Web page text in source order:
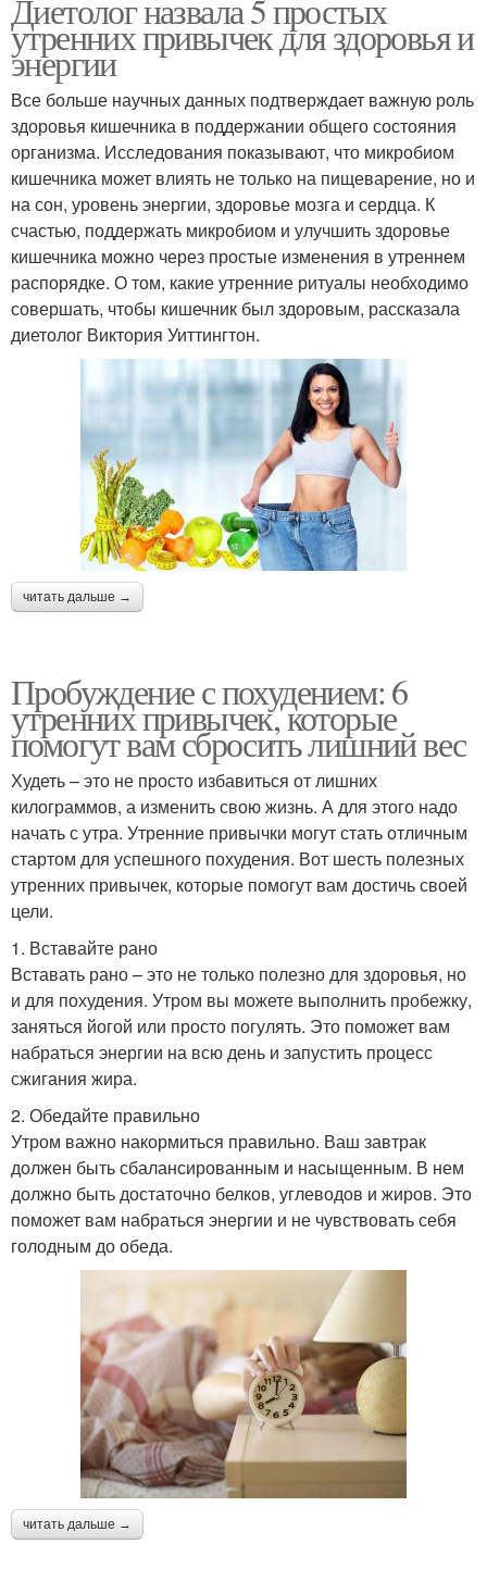
Диетолог назвала 5 простых
утренних привычек для здоровья и
энергии
Все больше научных данных подтверждает важную роль
здоровья кишечника в поддержании общего состояния
организма. Исследования показывают, что микробиом
кишечника может влиять не только на пищеварение, но и
на сон, уровень энергии, здоровье мозга и сердца. К
счастью, поддержать микробиом и улучшить здоровье
кишечника можно через простые изменения в утреннем
распорядке. О том, какие утренние ритуалы необходимо
совершать, чтобы кишечник был здоровым, рассказала
диетолог Виктория Уиттингтон.
читать дальше →
Пробуждение с похудением: 6
утренних привычек, которые
помогут вам сбросить лишний вес
Худеть – это не просто избавиться от лишних
килограммов, а изменить свою жизнь. А для этого надо
начать с утра. Утренние привычки могут стать отличным
стартом для успешного похудения. Вот шесть полезных
утренних привычек, которые помогут вам достичь своей
цели.
1. Вставайте рано
Вставать рано – это не только полезно для здоровья, но
и для похудения. Утром вы можете выполнить пробежку,
заняться йогой или просто погулять. Это поможет вам
набраться энергии на всю день и запустить процесс
сжигания жира.
2. Обедайте правильно
Утром важно накормиться правильно. Ваш завтрак
должен быть сбалансированным и насыщенным. В нем
должно быть достаточно белков, углеводов и жиров. Это
поможет вам набраться энергии и не чувствовать себя
голодным до обеда.
читать дальше →